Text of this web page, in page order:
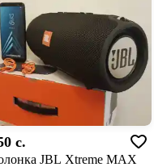
c.
JBL Xtreme MAX